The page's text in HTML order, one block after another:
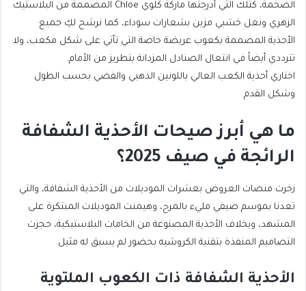
الضخمة، كتلك التي أدرجتها ماركة كلوي Chloe المصممة من البلاستيك
الزهري ونعل خشبي مزين بشعارات سوداء، كما نرشح لكِ جميع
الأحذية المصممة بكعوب عريضة خاصة التي تأتي على شكل مكعب، ولا
تترددي أيضاً في انتعال الصنادل المزدانة بتطريز من الأمام.
اختاري أحذية الكعب العالي باللونين الذهبي والفضي بحسب الطول
وشكل القدم
ما هي أبرز صيحات الأحذية الشفافة
الرائجة في صيف 2025؟
زخرت منصات العروض بعشرات الموديلات من الأحذية الشفافة، والتي
تعدنا بموسم صيفي مليء بالمرح، وهيمنت الموديلات المبتكرة على
المشهد، وبخلاف الأحذية المصنوعة من الخامات البلاستيكية، حجزت
التصاميم المنفذة بتقنية الكروشيه بحضور لم يسبق له مثيل.
الأحذية الشفافة ذات الكعوب الملتوية